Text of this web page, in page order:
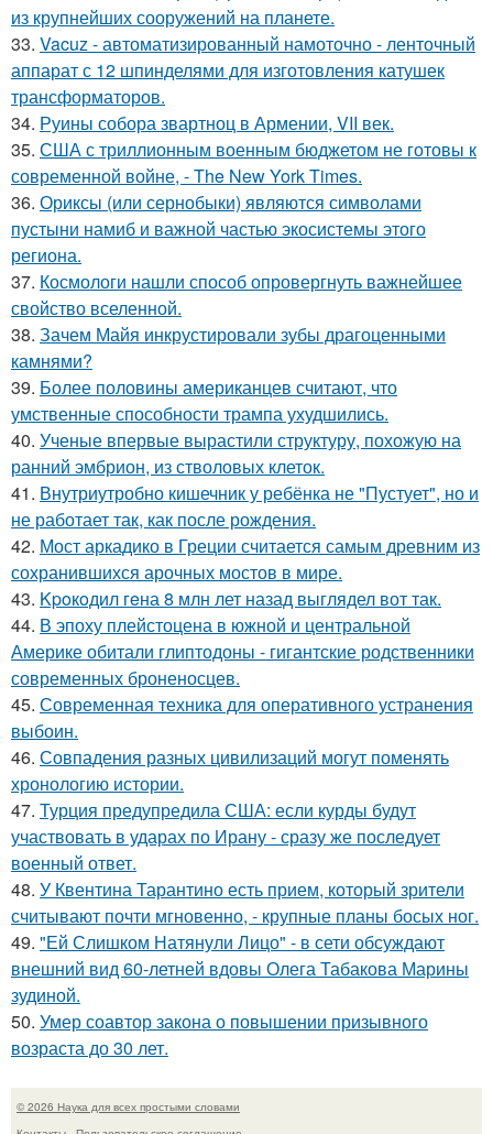
из крупнейших сооружений на планете.
33. Vacuz - автоматизированный намоточно - ленточный
аппарат с 12 шпинделями для изготовления катушек
трансформаторов.
34. Руины собора звартноц в Армении, VII век.
35. США с триллионным военным бюджетом не готовы к
современной войне, - The New York Times.
36. Ориксы (или сернобыки) являются символами
пустыни намиб и важной частью экосистемы этого
региона.
37. Космологи нашли способ опровергнуть важнейшее
свойство вселенной.
38. Зачем Майя инкрустировали зубы драгоценными
камнями?
39. Более половины американцев считают, что
умственные способности трампа ухудшились.
40. Ученые впервые вырастили структуру, похожую на
ранний эмбрион, из стволовых клеток.
41. Внутриутробно кишечник у ребёнка не "Пустует", но и
не работает так, как после рождения.
42. Мост аркадико в Греции считается самым древним из
сохранившихся арочных мостов в мире.
43. Kpoкoдил гeна 8 млн лет назад выглядел вот так.
44. В эпоху плейстоцена в южной и центральной
Америке обитали глиптодоны - гигантские родственники
современных броненосцев.
45. Современная техника для оперативного устранения
выбоин.
46. Совпадения разных цивилизаций могут поменять
хронологию истории.
47. Турция предупредила США: если курды будут
участвовать в ударах по Ирану - сразу же последует
военный ответ.
48. У Квентина Тарантино есть прием, который зрители
считывают почти мгновенно, - крупные планы босых ног.
49. "Ей Слишком Натянули Лицо" - в сети обсуждают
внешний вид 60-летней вдовы Олега Табакова Марины
зудиной.
50. Умер соавтор закона о повышении призывного
возраста до 30 лет.
© 2026 Наука для всех простыми словами